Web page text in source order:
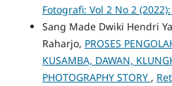
Fotografi: Vol 2 No 2
Sang Made Dwiki Hendri
Raharjo, PROSES
KUSAMBA, DAWAN,
PHOTOGRAPHY STORY ,